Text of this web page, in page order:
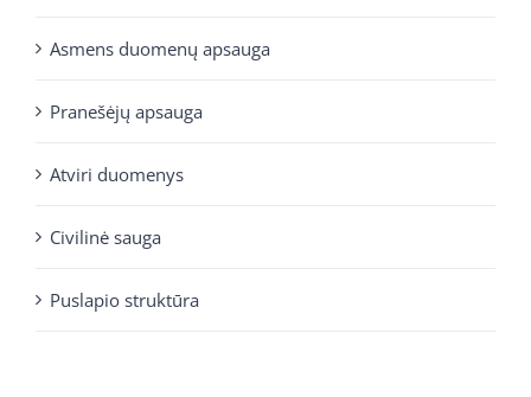
Asmens duomenų apsauga
Pranešėjų apsauga
Atviri duomenys
Civilinė sauga
Puslapio struktūra